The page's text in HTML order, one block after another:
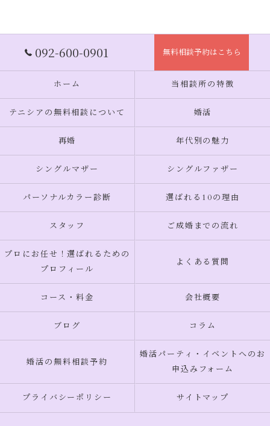
092-600-0901 無料相談予約はこちら
ホーム 当相談所の特徴
テニシアの無料相談について 婚活
再婚 年代別の魅力
シングルマザー シングルファザー
パーソナルカラー診断 選ばれる10の理由
スタッフ ご成婚までの流れ
プロにお任せ！選ばれるための
プロフィール
よくある質問
コース・料金 会社概要
ブログ コラム
婚活の無料相談予約
婚活パーティ・イベントへのお
申込みフォーム
プライバシーポリシー サイトマップ